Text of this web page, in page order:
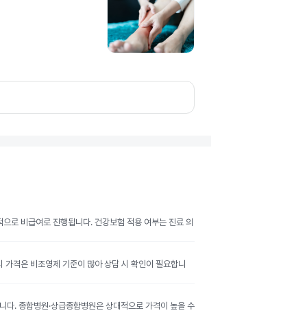
로 비급여로 진행됩니다. 건강보험 적용 여부는 진료 의
격은 비조영제 기준이 많아 상담 시 확인이 필요합니
. 종합병원·상급종합병원은 상대적으로 가격이 높을 수